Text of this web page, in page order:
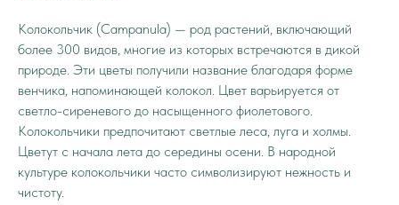
Колокольчик (Campanula) — род растений, включающий
более 300 видов, многие из которых встречаются в дикой
природе. Эти цветы получили название благодаря форме
венчика, напоминающей колокол. Цвет варьируется от
светло-сиреневого до насыщенного фиолетового.
Колокольчики предпочитают светлые леса, луга и холмы.
Цветут с начала лета до середины осени. В народной
культуре колокольчики часто символизируют нежность и
чистоту.